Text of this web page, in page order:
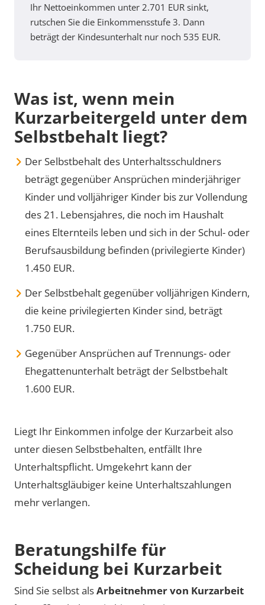
Ihr Nettoeinkommen unter 2.701 EUR sinkt,
rutschen Sie die Einkommensstufe 3. Dann
beträgt der Kindesunterhalt nur noch 535 EUR.
Was ist, wenn mein
Kurzarbeitergeld unter dem
Selbstbehalt liegt?
Der Selbstbehalt des Unterhaltsschuldners
beträgt gegenüber Ansprüchen minderjähriger
Kinder und volljähriger Kinder bis zur Vollendung
des 21. Lebensjahres, die noch im Haushalt
eines Elternteils leben und sich in der Schul- oder
Berufsausbildung befinden (privilegierte Kinder)
1.450 EUR.
Der Selbstbehalt gegenüber volljährigen Kindern,
die keine privilegierten Kinder sind, beträgt
1.750 EUR.
Gegenüber Ansprüchen auf Trennungs- oder
Ehegattenunterhalt beträgt der Selbstbehalt
1.600 EUR.
Liegt Ihr Einkommen infolge der Kurzarbeit also
unter diesen Selbstbehalten, entfällt Ihre
Unterhaltspflicht. Umgekehrt kann der
Unterhaltsgläubiger keine Unterhaltszahlungen
mehr verlangen.
Beratungshilfe für
Scheidung bei Kurzarbeit
Sind Sie selbst alsArbeitnehmer von Kurzarbeit